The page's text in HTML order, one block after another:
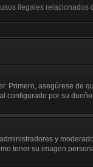
ilegales relacionados
Primero, asegúrese de
configurado por su
y
tener su imagen